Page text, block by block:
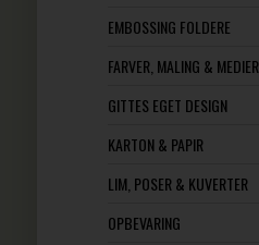
EMBOSSING FOLDERE
FARVER, MALING & MEDIER
GITTES EGET DESIGN
KARTON & PAPIR
LIM, POSER & KUVERTER
OPBEVARING